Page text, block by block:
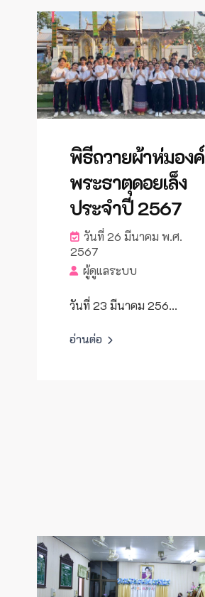
พิธีถวายผ้าห่มองค์
พระธาตุดอยเล็ง
ประจำปี 2567
วันที่ 26 มีนาคม พ.ศ.
2567
ผู้ดูแลระบบ
วันที่ 23 มีนาคม 256...
อ่านต่อ